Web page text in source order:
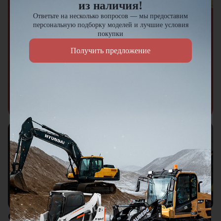
Спецпредложение на новую
технику 2023–2024 гг.
Подберем технику и навесное
оборудование из наличия под ваш
запрос
Подобрать технику
Отзывы
из наличия!
Ответьте на несколько вопросов — мы предоставим
персональную подборку моделей и лучшие условия
покупки
Получить предложение